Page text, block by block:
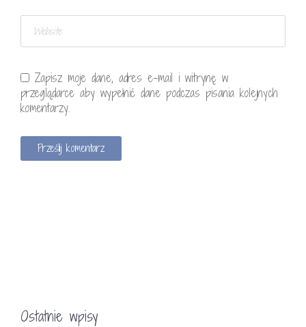
Zapisz moje dane, adres e-mail i witrynę w
przeglądarce aby wypełnić dane podczas pisania kolejnych
komentarzy.
Ostatnie wpisy